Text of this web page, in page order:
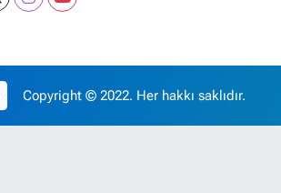
Copyright © 2022. Her hakkı saklıdır.